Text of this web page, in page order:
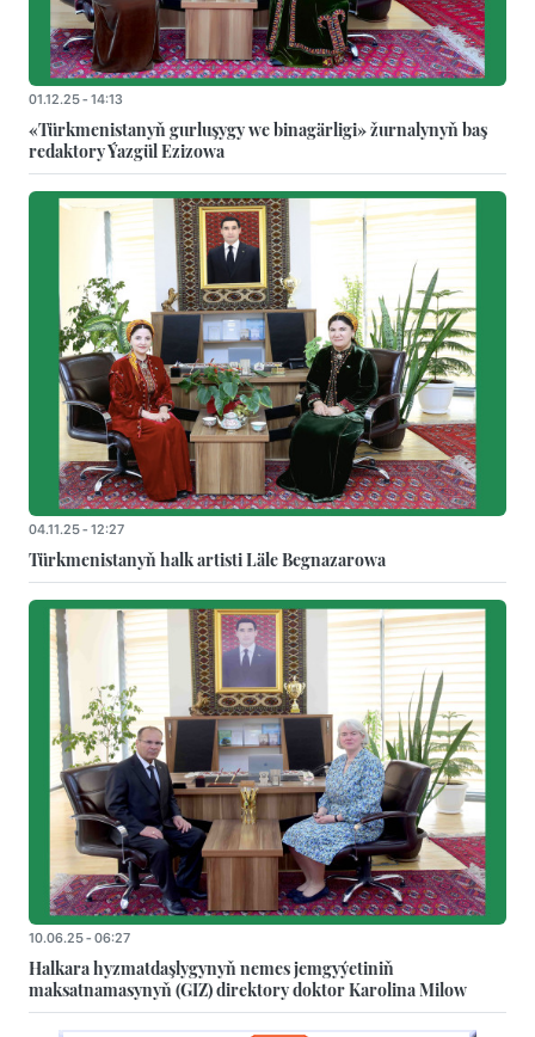
01.12.25 - 14:13
«Türkmenistanyň gurluşygy we binagärligi» žurnalynyň baş
redaktory Ýazgül Ezizowa
04.11.25 - 12:27
Türkmenistanyň halk artisti Läle Begnazarowa
10.06.25 - 06:27
Halkara hyzmatdaşlygynyň nemes jemgyýetiniň
maksatnamasynyň (GIZ) direktory doktor Karolina Milow